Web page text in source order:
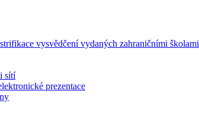
vysvědčení vydaných zahraničními školami
sítí
prezentace